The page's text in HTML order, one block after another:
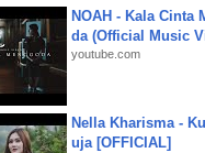
NOAH - Kala Cinta
da (Official Music
youtube.com
Nella Kharisma -
uja [OFFICIAL]